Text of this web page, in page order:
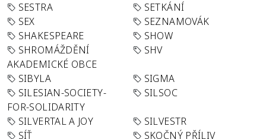
SESTRA
SETKÁNÍ
SEX
SEZNAMOVÁK
SHAKESPEARE
SHOW
SHROMÁŽDĚNÍ
AKADEMICKÉ OBCE
SHV
SIBYLA
SIGMA
SILESIAN-SOCIETY-
FOR-SOLIDARITY
SILSOC
SILVERTAL A JOY
SILVESTR
SÍŤ
SKOČNÝ PŘÍLIV